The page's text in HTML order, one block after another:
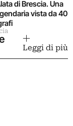
di Brescia. Una
vista da 40
Leggi di più